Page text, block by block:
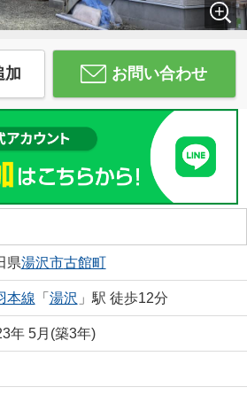
加 お問い合わせ
県湯沢市古館町
本線 「 湯沢 」駅 徒歩12分
年 5月(築3年)